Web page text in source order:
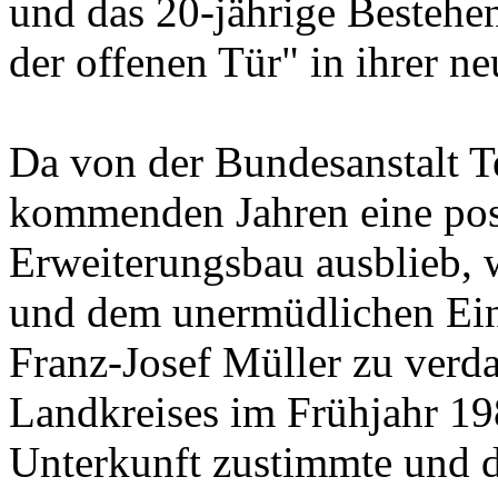
und das 20-jährige
der offenen Tür" in ihrer
Da von der Bundesanstalt
kommenden Jahren eine
Erweiterungsbau ausblieb,
und dem unermüdlichen
Franz-Josef Müller zu
Landkreises im Frühjahr
Unterkunft zustimmte und